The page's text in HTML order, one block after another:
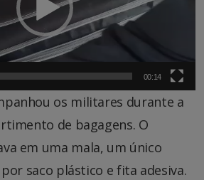
00:14
os militares durante a
de bagagens. O
em uma mala, um único
saco plástico e fita adesiva.